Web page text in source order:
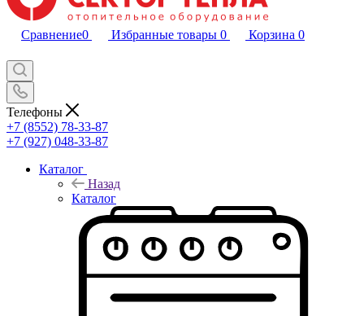
Сравнение0 Избранные товары 0 Корзина 0
Телефоны
+7 (8552) 78-33-87
+7 (927) 048-33-87
Каталог
Назад
Каталог